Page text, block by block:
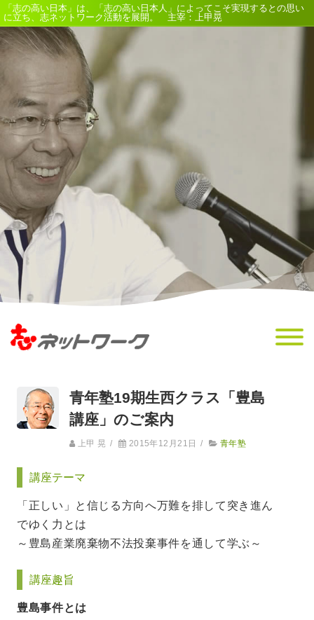
「志の高い日本」は、「志の高い日本人」によってこそ実現するとの思い
に立ち、志ネットワーク活動を展開。 主宰：上甲晃
青年塾19期生西クラス「豊島
講座」のご案内
上甲 晃 / 2015年12月21日 / 青年塾
講座テーマ
「正しい」と信じる方向へ万難を排して突き進ん
でゆく力とは
～豊島産業廃棄物不法投棄事件を通して学ぶ～
講座趣旨
豊島事件とは